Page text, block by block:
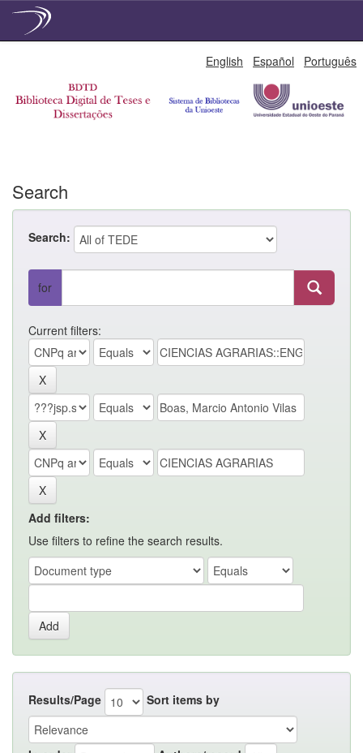
English Español Português
Search
Search:
for
Current filters:
Add filters:
Use filters to refine the search results.
Results/Page Sort items by